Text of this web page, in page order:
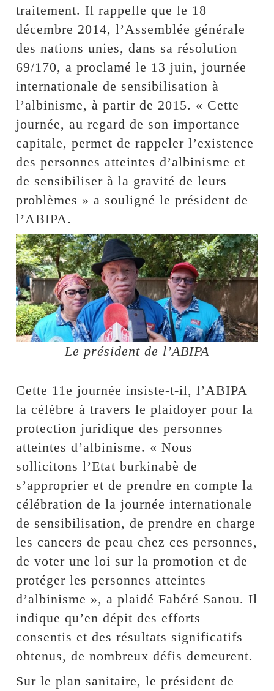
traitement. Il rappelle que le 18
décembre 2014, l’Assemblée générale
des nations unies, dans sa résolution
69/170, a proclamé le 13 juin, journée
internationale de sensibilisation à
l’albinisme, à partir de 2015. « Cette
journée, au regard de son importance
capitale, permet de rappeler l’existence
des personnes atteintes d’albinisme et
de sensibiliser à la gravité de leurs
problèmes » a souligné le président de
l’ABIPA.
Le président de l’ABIPA
Cette 11e journée insiste-t-il, l’ABIPA
la célèbre à travers le plaidoyer pour la
protection juridique des personnes
atteintes d’albinisme. « Nous
sollicitons l’Etat burkinabè de
s’approprier et de prendre en compte la
célébration de la journée internationale
de sensibilisation, de prendre en charge
les cancers de peau chez ces personnes,
de voter une loi sur la promotion et de
protéger les personnes atteintes
d’albinisme », a plaidé Fabéré Sanou. Il
indique qu’en dépit des efforts
consentis et des résultats significatifs
obtenus, de nombreux défis demeurent.
Sur le plan sanitaire, le président de